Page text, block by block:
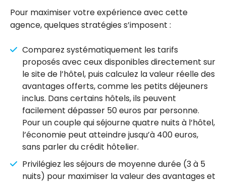
Pour maximiser votre expérience avec cette
agence, quelques stratégies s’imposent :
Comparez systématiquement les tarifs
proposés avec ceux disponibles directement sur
le site de l’hôtel, puis calculez la valeur réelle des
avantages offerts, comme les petits déjeuners
inclus. Dans certains hôtels, ils peuvent
facilement dépasser 50 euros par personne.
Pour un couple qui séjourne quatre nuits à l’hôtel,
l’économie peut atteindre jusqu’à 400 euros,
sans parler du crédit hôtelier.
Privilégiez les séjours de moyenne durée (3 à 5
nuits) pour maximiser la valeur des avantages et